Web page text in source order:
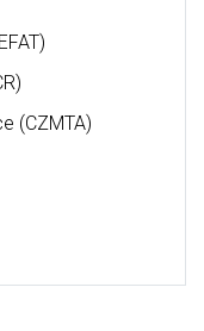
(CZMTA)